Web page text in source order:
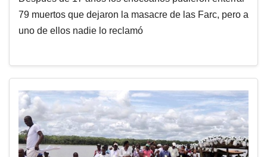
79 muertos que dejaron la masacre de las Farc, pero a
uno de ellos nadie lo reclamó